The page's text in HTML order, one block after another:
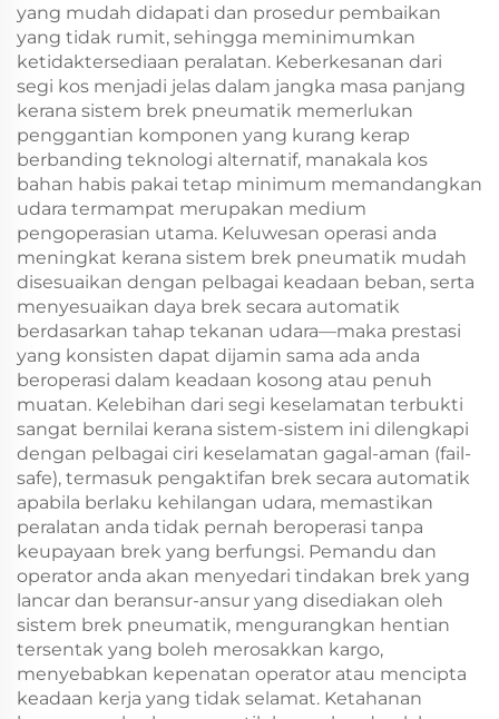
yang mudah didapati dan prosedur pembaikan
yang tidak rumit, sehingga meminimumkan
ketidaktersediaan peralatan. Keberkesanan dari
segi kos menjadi jelas dalam jangka masa panjang
kerana sistem brek pneumatik memerlukan
penggantian komponen yang kurang kerap
berbanding teknologi alternatif, manakala kos
bahan habis pakai tetap minimum memandangkan
udara termampat merupakan medium
pengoperasian utama. Keluwesan operasi anda
meningkat kerana sistem brek pneumatik mudah
disesuaikan dengan pelbagai keadaan beban, serta
menyesuaikan daya brek secara automatik
berdasarkan tahap tekanan udara—maka prestasi
yang konsisten dapat dijamin sama ada anda
beroperasi dalam keadaan kosong atau penuh
muatan. Kelebihan dari segi keselamatan terbukti
sangat bernilai kerana sistem-sistem ini dilengkapi
dengan pelbagai ciri keselamatan gagal-aman (fail-
safe), termasuk pengaktifan brek secara automatik
apabila berlaku kehilangan udara, memastikan
peralatan anda tidak pernah beroperasi tanpa
keupayaan brek yang berfungsi. Pemandu dan
operator anda akan menyedari tindakan brek yang
lancar dan beransur-ansur yang disediakan oleh
sistem brek pneumatik, mengurangkan hentian
tersentak yang boleh merosakkan kargo,
menyebabkan kepenatan operator atau mencipta
keadaan kerja yang tidak selamat. Ketahanan